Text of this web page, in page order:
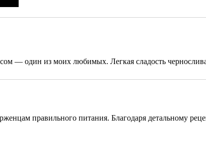
— один из моих любимых. Легкая сладость
правильного питания. Благодаря детальному